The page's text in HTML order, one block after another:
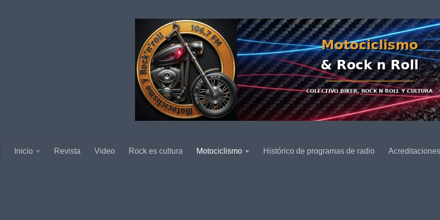
Inicio Revista Video Rock es cultura Motociclismo Histórico de programas de radio Acreditaciones